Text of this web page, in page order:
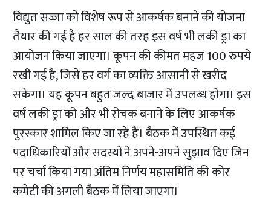
विद्युत सज्जा को विशेष रूप से आकर्षक बनाने की योजना
तैयार की गई है हर साल की तरह इस वर्ष भी लकी ड्रा का
आयोजन किया जाएगा। कूपन की कीमत महज 100 रुपये
रखी गई है, जिसे हर वर्ग का व्यक्ति आसानी से खरीद
सकेगा। यह कूपन बहुत जल्द बाजार में उपलब्ध होगा। इस
वर्ष लकी ड्रा को और भी रोचक बनाने के लिए आकर्षक
पुरस्कार शामिल किए जा रहे हैं। बैठक में उपस्थित कई
पदाधिकारियों और सदस्यों ने अपने-अपने सुझाव दिए जिन
पर चर्चा किया गया अंतिम निर्णय महासमिति की कोर
कमेटी की अगली बैठक में लिया जाएगा।